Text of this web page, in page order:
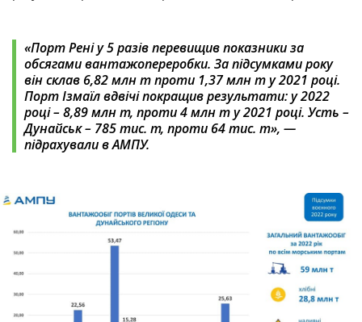
«Порт Рені у 5 разів перевищив показники за
обсягами вантажопереробки. За підсумками року
він склав 6,82 млн т проти 1,37 млн т у 2021 році.
Порт Ізмаїл вдвічі покращив результати: у 2022
році – 8,89 млн т, проти 4 млн т у 2021 році. Усть –
Дунайськ – 785 тис. т, проти 64 тис. т‎», —
підрахували в АМПУ.‎